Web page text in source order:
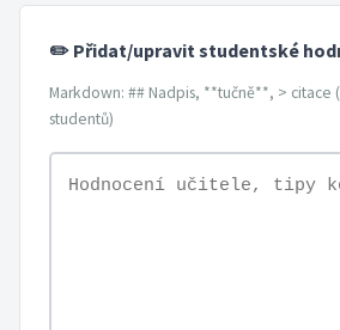
✏️ Přidat/upravit studentské
Markdown: ## Nadpis, **tučně**, > citace
studentů)